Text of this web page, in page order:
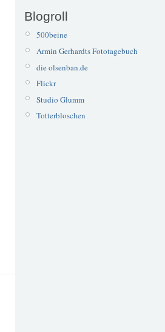
Blogroll
500beine
Armin Gerhardts Fototagebuch
die olsenban.de
Flickr
Studio Glumm
Totterbloschen